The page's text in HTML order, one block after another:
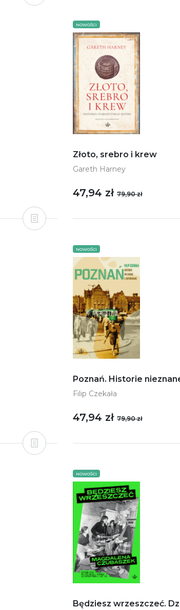
NOWOŚCI
Złoto, srebro i krew
Gareth Harney
47,94 zł 79,90 zł
NOWOŚCI
Poznań. Historie
Filip Czekała
47,94 zł 79,90 zł
NOWOŚCI
Będziesz wrzeszczeć.